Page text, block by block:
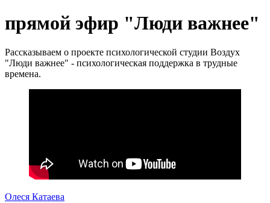
прямой эфир "Люди важнее"
Рассказываем о проекте психологической студии Воздух
"Люди важнее" - психологическая поддержка в трудные
времена.
Олеся Катаева